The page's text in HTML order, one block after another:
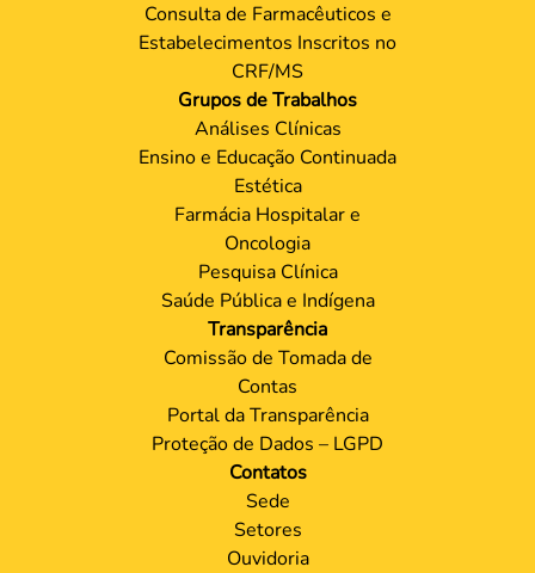
Consulta de Farmacêuticos e
Estabelecimentos Inscritos no
CRF/MS
Grupos de Trabalhos
Análises Clínicas
Ensino e Educação Continuada
Estética
Farmácia Hospitalar e
Oncologia
Pesquisa Clínica
Saúde Pública e Indígena
Transparência
Comissão de Tomada de
Contas
Portal da Transparência
Proteção de Dados – LGPD
Contatos
Sede
Setores
Ouvidoria